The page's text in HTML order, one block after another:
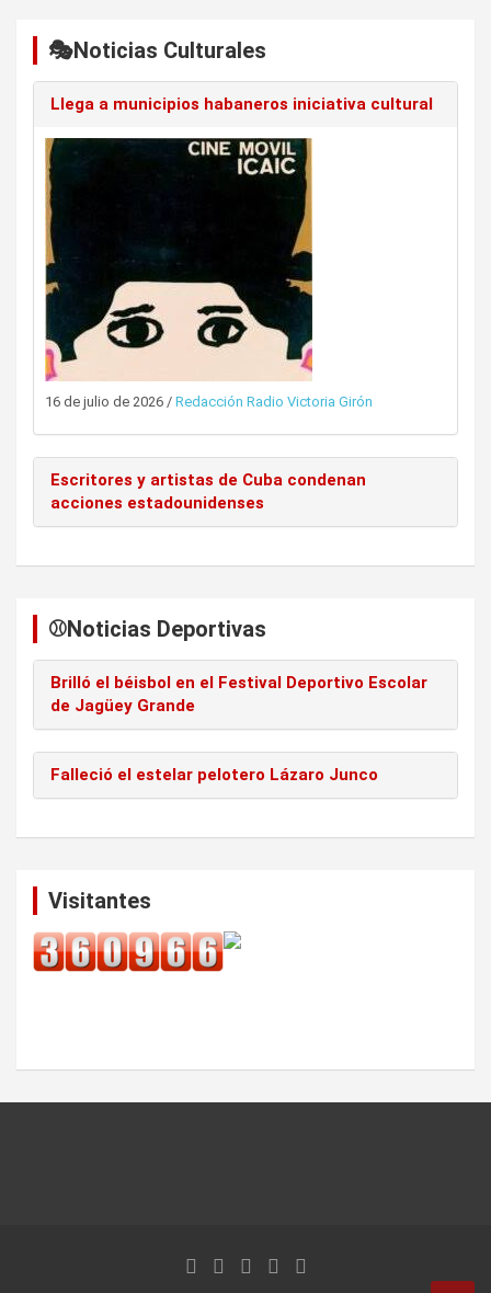
🎭Noticias Culturales
Llega a municipios habaneros iniciativa cultural
16 de julio de 2026 / Redacción Radio Victoria Girón
Escritores y artistas de Cuba condenan
acciones estadounidenses
⚾️Noticias Deportivas
Brilló el béisbol en el Festival Deportivo Escolar
de Jagüey Grande
Falleció el estelar pelotero Lázaro Junco
Visitantes